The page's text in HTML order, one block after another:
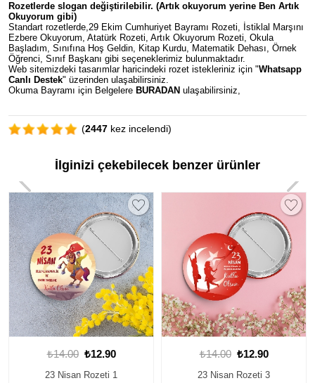
Rozetlerde slogan değiştirilebilir. (Artık okuyorum yerine Ben Artık
Okuyorum gibi)
Standart rozetlerde,29 Ekim Cumhuriyet Bayramı Rozeti, İstiklal Marşını
Ezbere Okuyorum, Atatürk Rozeti, Artık Okuyorum Rozeti, Okula
Başladım, Sınıfına Hoş Geldin, Kitap Kurdu, Matematik Dehası, Örnek
Öğrenci, Sınıf Başkanı gibi seçeneklerimiz bulunmaktadır.
Web sitemizdeki tasarımlar haricindeki rozet istekleriniz için "Whatsapp
Canlı Destek" üzerinden ulaşabilirsiniz.
Okuma Bayramı için Belgelere BURADAN ulaşabilirsiniz,
(2447 kez incelendi)
İlginizi çekebilecek benzer ürünler
₺14.00 ₺12.90
23 Nisan Rozeti 3
₺14.00 ₺12.90
23 Nisan Rozeti 7